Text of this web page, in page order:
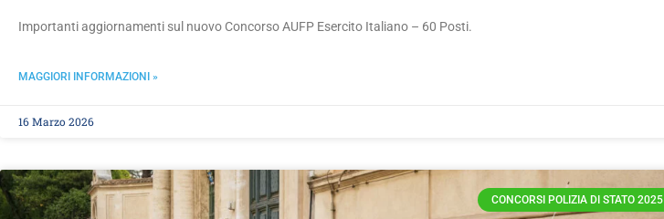
Importanti aggiornamenti sul nuovo Concorso AUFP Esercito Italiano – 60 Posti.
MAGGIORI INFORMAZIONI »
16 Marzo 2026
CONCORSI POLIZIA DI STATO 2025